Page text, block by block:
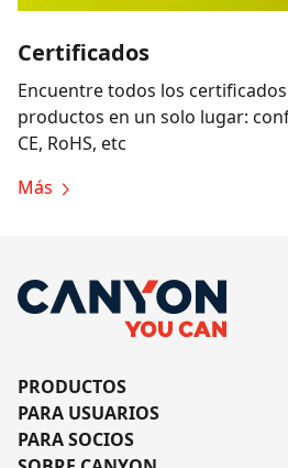
Certificados
Encuentre todos los
productos en un solo lugar:
CE, RoHS, etc
Más
PRODUCTOS
PARA USUARIOS
PARA SOCIOS